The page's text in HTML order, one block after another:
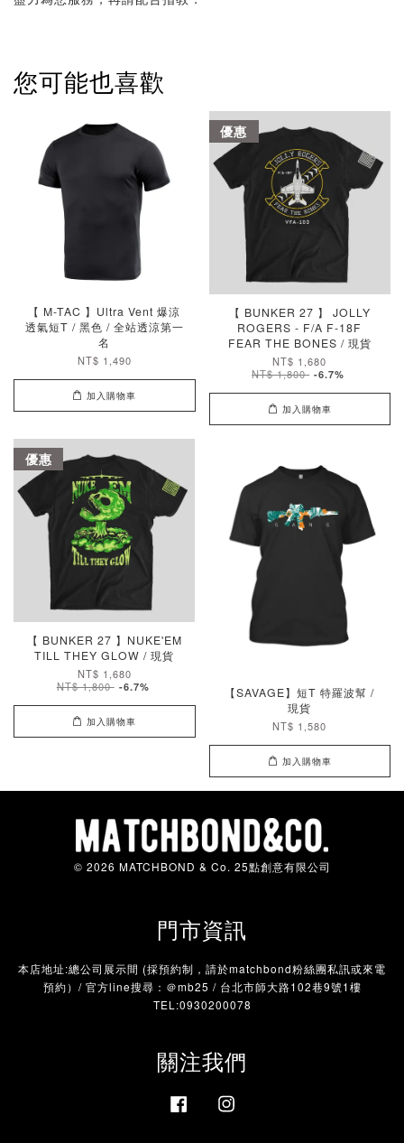
您可能也喜歡
【 M-TAC 】Ultra Vent 爆涼
透氣短T / 黑色 / 全站透涼第一
名
NT$ 1,490
加入購物車
優惠
【 BUNKER 27 】 JOLLY
ROGERS - F/A F-18F
FEAR THE BONES / 現貨
NT$ 1,680
NT$ 1,800 -6.7%
加入購物車
優惠
【 BUNKER 27 】NUKE'EM
TILL THEY GLOW / 現貨
NT$ 1,680
NT$ 1,800 -6.7%
加入購物車
【SAVAGE】短T 特羅波幫 /
現貨
NT$ 1,580
加入購物車
© 2026 MATCHBOND & Co. 25點創意有限公司
門市資訊
本店地址:總公司展示間 (採預約制，請於matchbond粉絲團私訊或來電
預約）/ 官方line搜尋：＠mb25 / 台北市師大路102巷9號1樓
TEL:0930200078
關注我們
Facebook